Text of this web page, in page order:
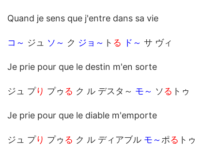
Quand je sens que j'entre dans sa vie
コ～ ジュ ソ～ ク ジョ～ ト る ド～ サ ヴィ
Je prie pour que le destin m'en sorte
ジュ プり プゥ る ク ル デスタ～ モ～ ソる トゥ
Je prie pour que le diable m'emporte
ジュ プり プゥ る ク ル ディアブル モ～ポる トゥ